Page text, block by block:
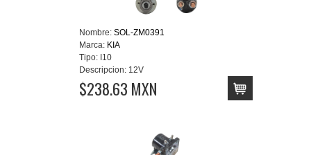
Nombre: SOL-ZM0391
Marca: KIA
Tipo: I10
Descripcion: 12V
$238.63 MXN